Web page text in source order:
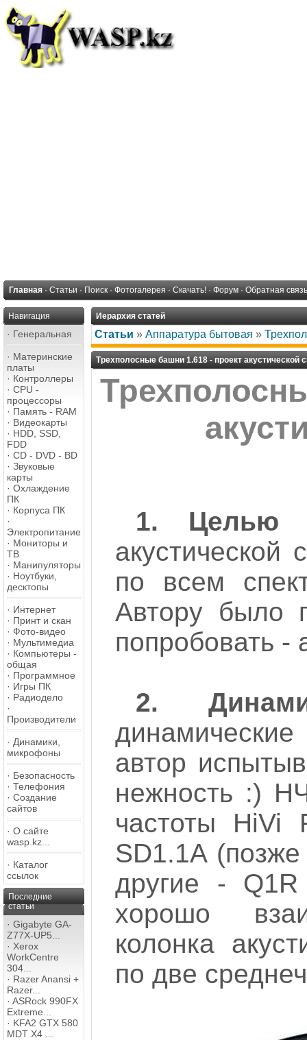
Главная · Статьи · Поиск · Фотогалерея · Скачать! · Форум · Обратная связь
Навигация
· Генеральная
· Материнские
платы
· Контроллеры
· CPU -
процессоры
· Память - RAM
· Видеокарты
· HDD, SSD,
FDD
· CD - DVD - BD
· Звуковые
карты
· Охлаждение
ПК
· Корпуса ПК
·
Электропитание
· Мониторы и
ТВ
· Манипуляторы
· Ноутбуки,
десктопы
· Интернет
· Принт и скан
· Фото-видео
· Мультимедиа
· Компьютеры -
общая
· Программное
· Игры ПК
· Радиодело
·
Производители
· Динамики,
микрофоны
· Безопасность
· Телефония
· Создание
сайтов
· О сайте
wasp.kz...
· Каталог
ссылок
Последние
статьи
· Gigabyte GA-
Z77X-UP5...
· Xerox
WorkCentre
304...
· Razer Anansi +
Razer...
· ASRock 990FX
Extreme...
· KFA2 GTX 580
MDT X4 ...
Иерархия статей
Статьи » Аппаратура бытовая »
Трехполосные башни 1.618 - проект акустической
1. Целью
по всем
Автору было
попробовать -
2.
автор
нежность :)
частоты HiVi
SD1.1A
другие -
хорошо
колонка
по две